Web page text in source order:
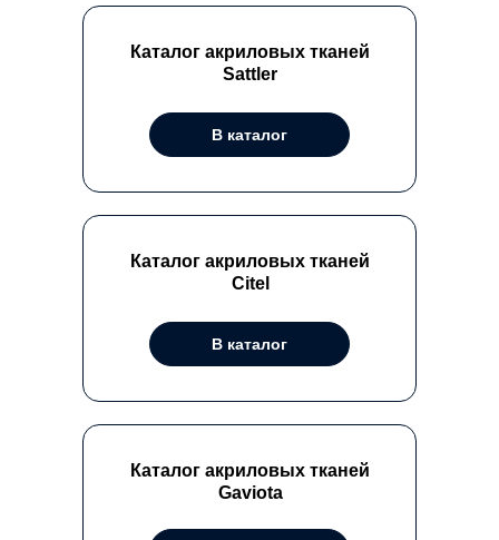
Каталог акриловых тканей
Сitel
Каталог акриловых тканей
Gaviota
Каталог акриловых тканей
Sattler
В каталог
В каталог
Рассчитать стоимость
маризы
+7
ОСТАВИТЬ ЗАЯВКУ НА
РАСЧЕТ СТОИМОСТИ
конструкции или напишите вопрос в поле
ниже. Наши специалисты свяжутся с вами,
предоставят расчёт бесплатно и ответят
на все вопросы.